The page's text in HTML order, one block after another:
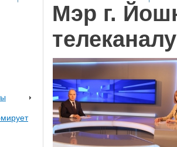
Мэр г.